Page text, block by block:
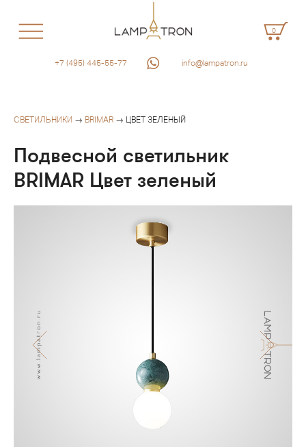
0
+7 (495) 445-55-77 info@lampatron.ru
СВЕТИЛЬНИКИ → BRIMAR → ЦВЕТ ЗЕЛЕНЫЙ
Подвесной светильник
BRIMAR Цвет зеленый